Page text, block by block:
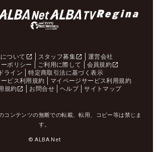
ついて スタッフ募集
運営会社
ポリシー
ご利用に際して
会員規約
ライン
特定商取引法に基づく表示
ビス利用規約
マイページサービス利用規約
規約
お問合せ ヘルプ サイトマップ
コンテンツの無断での転載、転用、コピー等は禁じま
す。
© ALBA Net